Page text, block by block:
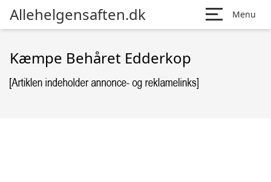
Allehelgensaften.dk Menu
Kæmpe Behåret Edderkop